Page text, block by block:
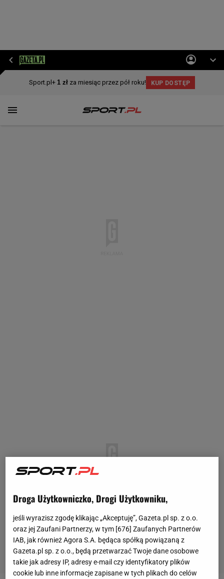
Droga Użytkowniczko, Drogi Użytkowniku,
jeśli wyrazisz zgodę klikając „Akceptuję”, Gazeta.pl sp. z o.o.
oraz jej Zaufani Partnerzy, w tym [676] Zaufanych Partnerów
IAB, jak również Agora S.A. będąca spółką powiązaną z
Gazeta.pl sp. z o.o., będą przetwarzać Twoje dane osobowe
takie jak adresy IP, adresy e-mail czy identyfikatory plików
cookie lub inne informacje zapisane w tych plikach do celów